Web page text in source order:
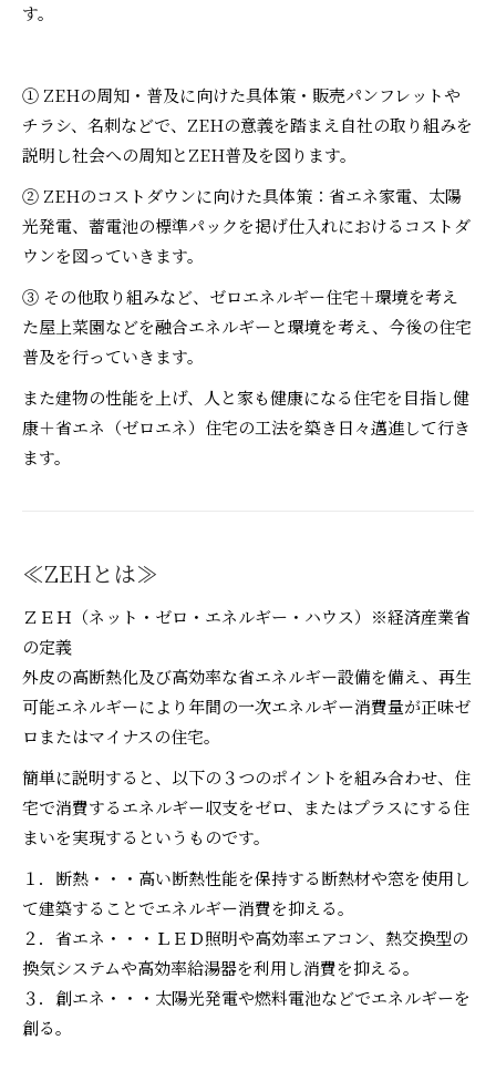
す。
① ZEHの周知・普及に向けた具体策・販売パンフレットや
チラシ、名刺などで、ZEHの意義を踏まえ自社の取り組みを
説明し社会への周知とZEH普及を図ります。
② ZEHのコストダウンに向けた具体策：省エネ家電、太陽
光発電、蓄電池の標準パックを掲げ仕入れにおけるコストダ
ウンを図っていきます。
③ その他取り組みなど、ゼロエネルギー住宅＋環境を考え
た屋上菜園などを融合エネルギーと環境を考え、今後の住宅
普及を行っていきます。
また建物の性能を上げ、人と家も健康になる住宅を目指し健
康＋省エネ（ゼロエネ）住宅の工法を築き日々邁進して行き
ます。
≪ZEHとは≫
ＺＥＨ（ネット・ゼロ・エネルギー・ハウス）※経済産業省
の定義
外皮の高断熱化及び高効率な省エネルギー設備を備え、再生
可能エネルギーにより年間の一次エネルギー消費量が正味ゼ
ロまたはマイナスの住宅。
簡単に説明すると、以下の３つのポイントを組み合わせ、住
宅で消費するエネルギー収支をゼロ、またはプラスにする住
まいを実現するというものです。
１．断熱・・・高い断熱性能を保持する断熱材や窓を使用し
て建築することでエネルギー消費を抑える。
２．省エネ・・・ＬＥＤ照明や高効率エアコン、熱交換型の
換気システムや高効率給湯器を利用し消費を抑える。
３．創エネ・・・太陽光発電や燃料電池などでエネルギーを
創る。